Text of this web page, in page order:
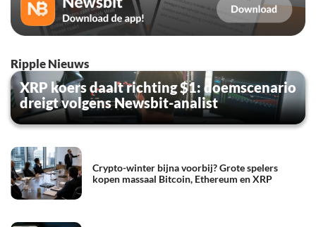
Ripple Nieuws
XRP koers daalt richting $1: doemscenario
dreigt volgens Newsbit-analist
Crypto-winter bijna voorbij? Grote spelers
kopen massaal Bitcoin, Ethereum en XRP